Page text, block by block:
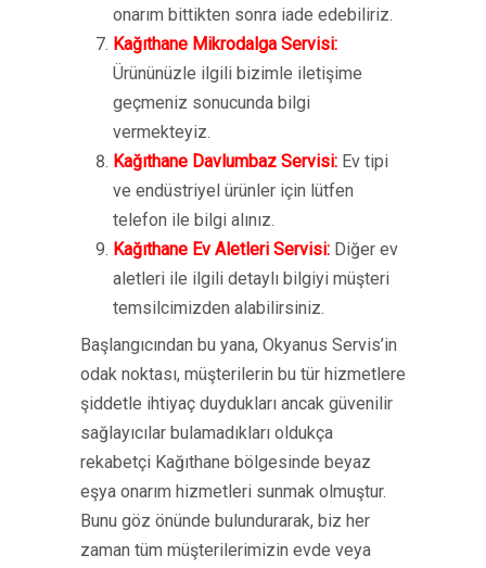
onarım bittikten sonra iade edebiliriz.
Kağıthane Mikrodalga Servisi:
Ürününüzle ilgili bizimle iletişime
geçmeniz sonucunda bilgi
vermekteyiz.
Kağıthane Davlumbaz Servisi: Ev tipi
ve endüstriyel ürünler için lütfen
telefon ile bilgi alınız.
Kağıthane Ev Aletleri Servisi: Diğer ev
aletleri ile ilgili detaylı bilgiyi müşteri
temsilcimizden alabilirsiniz.
Başlangıcından bu yana, Okyanus Servis’in
odak noktası, müşterilerin bu tür hizmetlere
şiddetle ihtiyaç duydukları ancak güvenilir
sağlayıcılar bulamadıkları oldukça
rekabetçi Kağıthane bölgesinde beyaz
eşya onarım hizmetleri sunmak olmuştur.
Bunu göz önünde bulundurarak, biz her
zaman tüm müşterilerimizin evde veya